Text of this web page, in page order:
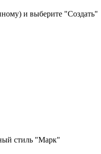
и выберите "Создать"
стиль "Марк"